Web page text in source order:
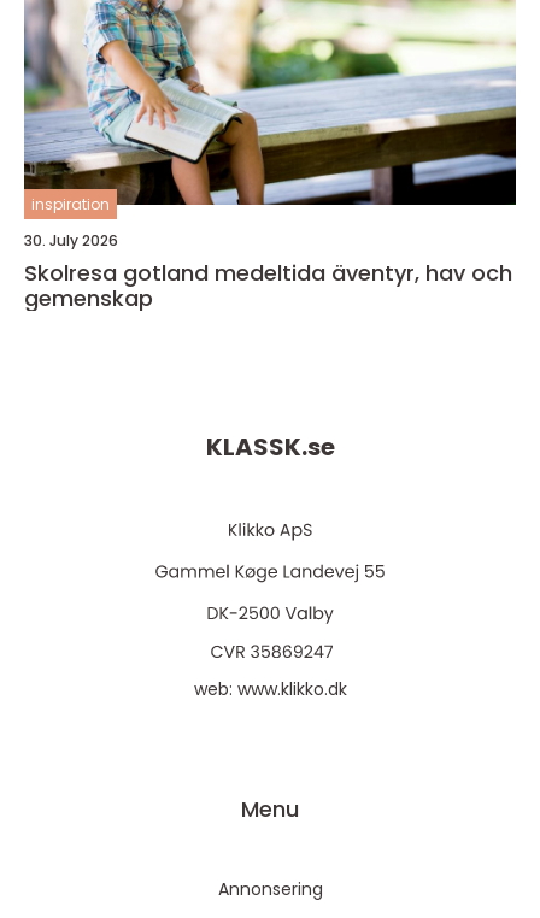
inspiration
30. July 2026
Skolresa gotland medeltida äventyr, hav och
gemenskap
KLASSK.se
web: www.klikko.dk
Menu
Annonsering